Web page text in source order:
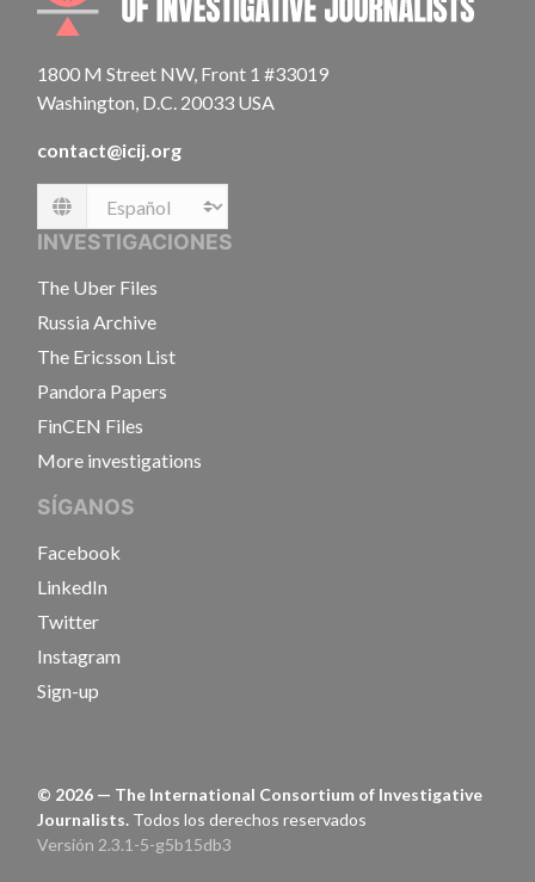
1800 M Street NW, Front 1 #33019
Washington, D.C. 20033 USA
contact@icij.org
Language
INVESTIGACIONES
The Uber Files
Russia Archive
The Ericsson List
Pandora Papers
FinCEN Files
More investigations
SÍGANOS
Facebook
LinkedIn
Twitter
Instagram
Sign-up
© 2026 — The International Consortium of Investigative
Journalists. Todos los derechos reservados
Versión 2.3.1-5-g5b15db3